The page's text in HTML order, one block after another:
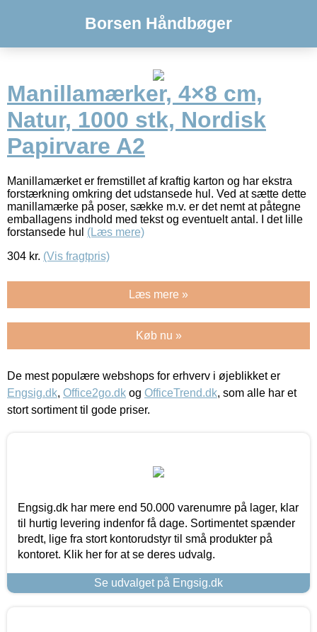
Borsen Håndbøger
Manillamærker, 4×8 cm,
Natur, 1000 stk, Nordisk
Papirvare A2
Manillamærket er fremstillet af kraftig karton og har ekstra
forstærkning omkring det udstansede hul. Ved at sætte dette
manillamærke på poser, sække m.v. er det nemt at påtegne
emballagens indhold med tekst og eventuelt antal. I det lille
forstansede hul (Læs mere)
304 kr. (Vis fragtpris)
Læs mere »
Køb nu »
De mest populære webshops for erhverv i øjeblikket er
Engsig.dk, Office2go.dk og OfficeTrend.dk, som alle har et
stort sortiment til gode priser.
Engsig.dk har mere end 50.000 varenumre på lager, klar
til hurtig levering indenfor få dage. Sortimentet spænder
bredt, lige fra stort kontorudstyr til små produkter på
kontoret. Klik her for at se deres udvalg.
Se udvalget på Engsig.dk